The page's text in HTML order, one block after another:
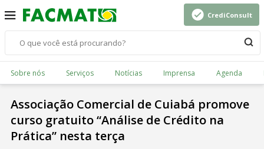
CrediConsult
Sobre nós Serviços Notícias Imprensa Agenda
Associação Comercial de Cuiabá promove
curso gratuito “Análise de Crédito na
Prática” nesta terça